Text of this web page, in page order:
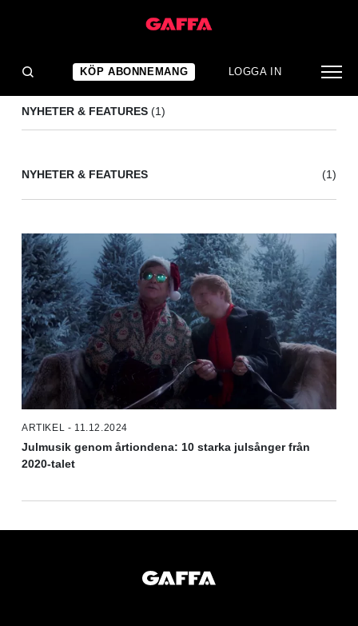
KÖP ABONNEMANG LOGGA IN
NYHETER & FEATURES (1)
NYHETER & FEATURES (1)
ARTIKEL - 11.12.2024
Julmusik genom årtiondena: 10 starka julsånger från
2020-talet